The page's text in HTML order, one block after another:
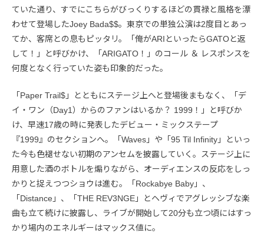
ていた通り、すでにこちらがびっくりするほどの貫禄と風格を漂
わせて登場したJoey Bada$$。東京での単独公演は2度目とあっ
てか、客席との息もピッタリ。「俺がARIといったらGATOと返
して！」と呼びかけ、「ARIGATO！」のコール ＆ レスポンスを
何度となく行っていた姿も印象的だった。
「Paper Trail$」とともにステージ上へと登場後まもなく、「デ
イ・ワン（Day1）からのファンはいるか？ 1999！」と呼びか
け、早速17歳の時に発表したデビュー・ミックステープ
『1999』のセクションへ。「Waves」や「95 Til Infinity」といっ
た今も色褪せない初期のアンセムを披露していく。ステージ上に
用意した酒のボトルを煽りながら、オーディエンスの反応をしっ
かりと捉えつつショウは進む。「Rockabye Baby」、
「Distance」、「THE REV3NGE」とヘヴィでアグレッシブな楽
曲も立て続けに披露し、ライブが開始して20分も立つ頃にはすっ
かり場内のエネルギーはマックス値に。